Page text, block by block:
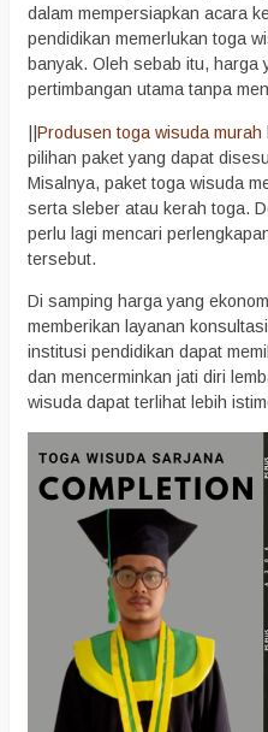
dalam mempersiapkan acara
pendidikan memerlukan toga
banyak. Oleh sebab itu, harga
pertimbangan utama tanpa
||Produsen toga wisuda murah
pilihan paket yang dapat
Misalnya, paket toga wisuda
serta sleber atau kerah toga.
perlu lagi mencari
tersebut.
Di samping harga yang
memberikan layanan
institusi pendidikan dapat
dan mencerminkan jati diri
wisuda dapat terlihat lebih